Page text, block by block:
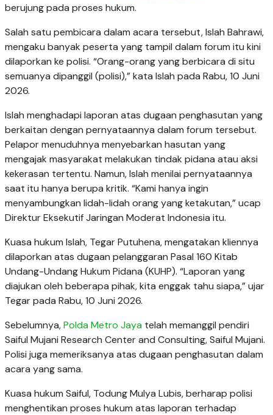
berujung pada proses hukum.
Salah satu pembicara dalam acara tersebut, Islah Bahrawi,
mengaku banyak peserta yang tampil dalam forum itu kini
dilaporkan ke polisi. “Orang-orang yang berbicara di situ
semuanya dipanggil (polisi),” kata Islah pada Rabu, 10 Juni
2026.
Islah menghadapi laporan atas dugaan penghasutan yang
berkaitan dengan pernyataannya dalam forum tersebut.
Pelapor menuduhnya menyebarkan hasutan yang
mengajak masyarakat melakukan tindak pidana atau aksi
kekerasan tertentu. Namun, Islah menilai pernyataannya
saat itu hanya berupa kritik. “Kami hanya ingin
menyambungkan lidah-lidah orang yang ketakutan,” ucap
Direktur Eksekutif Jaringan Moderat Indonesia itu.
Kuasa hukum Islah, Tegar Putuhena, mengatakan kliennya
dilaporkan atas dugaan pelanggaran Pasal 160 Kitab
Undang-Undang Hukum Pidana (KUHP). “Laporan yang
diajukan oleh beberapa pihak, kita enggak tahu siapa,” ujar
Tegar pada Rabu, 10 Juni 2026.
Sebelumnya,Polda Metro Jaya telah memanggil pendiri
Saiful Mujani Research Center and Consulting, Saiful Mujani.
Polisi juga memeriksanya atas dugaan penghasutan dalam
acara yang sama.
Kuasa hukum Saiful, Todung Mulya Lubis, berharap polisi
menghentikan proses hukum atas laporan terhadap